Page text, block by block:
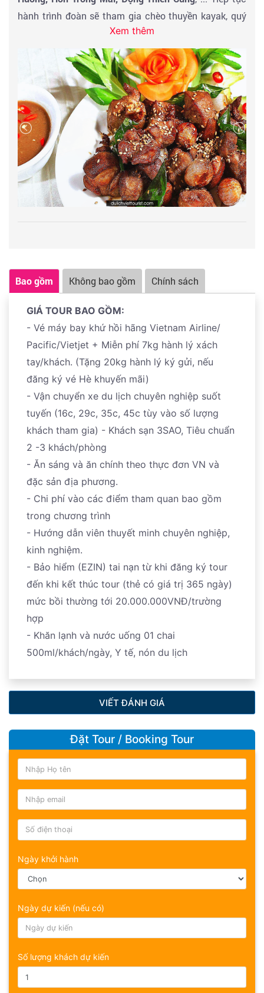
hành trình đoàn sẽ tham gia chèo thuyền kayak, quý
khách tự do khám phá vịnh Ha Long tại khu vực hang
Luồn (nếu may mắn quý khách còn có cơ hội chiêm
ngưỡng những loài chim quý hiếm ở nơi đây).
Đến giờ Đoàn quay lại thuyền và khởi hành về lạibến
Tuần Châu.Thuyền cập bến, xe đón đoàn và khởi hành
đi đường cao tốc Hạ Long - Hải Phòng Hà Nội. Mua
sắm đặc sản địa phương Xe đưa Quý khách ra Sân
bay làm thủ tục đáp chuyến bay từ sân bay Nội Bài -
Hà Nội - về TP.HCM.
các điểm tham quan do các yếu tố khách quan, Nhưng
vẫn cam kết tham quan đầy đủ chương trình.Trong
trường hợp điểm tham quan bị đóng cửa do nguyên
nhân khách quan như thời tiết, dịch bệnh…Cty sẽ thay
thế bằng điểm tham quan khác phù hợp.
Xem thêm
Bao gồm Không bao gồm Chính sách
GIÁ TOUR BAO GỒM:
- Vé máy bay khứ hồi hãng Vietnam Airline/
Pacific/Vietjet + Miễn phí 7kg hành lý xách
tay/khách. (Tặng 20kg hành lý ký gửi, nếu
đăng ký vé Hè khuyến mãi)
- Vận chuyển xe du lịch chuyên nghiệp suốt
tuyến (16c, 29c, 35c, 45c tùy vào số lượng
khách tham gia) - Khách sạn 3SAO, Tiêu chuẩn
2 -3 khách/phòng
- Ăn sáng và ăn chính theo thực đơn VN và
đặc sản địa phương.
- Chi phí vào các điểm tham quan bao gồm
trong chương trình
- Hướng dẫn viên thuyết minh chuyên nghiệp,
kinh nghiệm.
- Bảo hiểm (EZIN) tai nạn từ khi đăng ký tour
đến khi kết thúc tour (thẻ có giá trị 365 ngày)
mức bồi thường tới 20.000.000VNĐ/trường
hợp
- Khăn lạnh và nước uống 01 chai
500ml/khách/ngày, Y tế, nón du lịch
VIẾT ĐÁNH GIÁ
Đặt Tour / Booking Tour
Ngày khởi hành
Ngày dự kiến (nếu có)
Số lượng khách dự kiến